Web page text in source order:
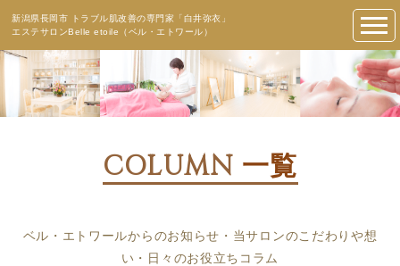
新潟県長岡市 トラブル肌改善の専門家「白井弥衣」
エステサロンBelle etoile（ベル・エトワール）
COLUMN 一覧
ベル・エトワールからのお知らせ・当サロンのこだわりや想
い・日々のお役立ちコラム